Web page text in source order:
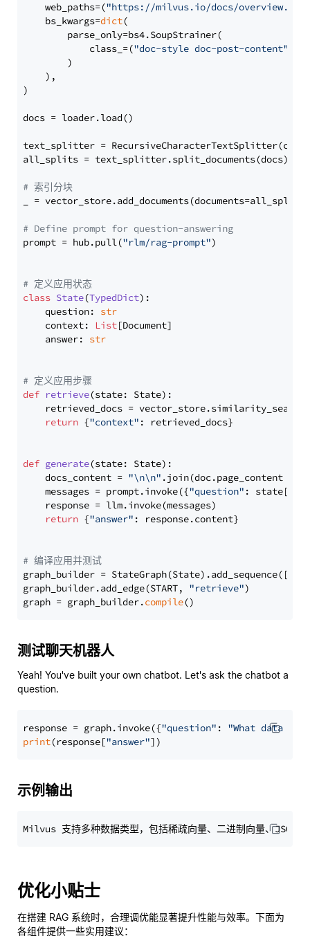
    web_paths=(
"https://milvus.io/docs/overview.md"
    bs_kwargs=
dict(
        parse_only=bs4.SoupStrainer(
            class_=(
"doc-style doc-post-content"
        )
    ),
)
docs = loader.load()
text_splitter =
all_splits = text_splitter.split_documents(docs)
# 索引分块
_ = vector_store.add_documents(documents=all_splits)
# Define prompt for question-answering
prompt = hub.pull("rlm/rag-prompt")
# 定义应用状态
class State(TypedDict):
    question:
str
    context:
List[Document]
    answer:
str
# 定义应用步骤
def retrieve(state: State):
retrieved_docs =
return {"context" : retrieved_docs}
def generate(state: State):
    docs_content =
"\n\n" .join(doc.page_content
    messages = prompt.invoke({
"question" : state[
    response = llm.invoke(messages)
return {"answer" : response.content}
# 编译应用并测试
graph_builder =
graph_builder.add_edge(START, "retrieve")
graph = graph_builder.compile
测试聊天机器人
Yeah! You've built your own chatbot. Let's ask the chatbot a
question.
response = graph.invoke({"question" : "What data
print(response["answer"
示例输出
优化小贴士
在搭建 RAG 系统时，合理调优能显著提升性能与效率。下面为
各组件提供一些实用建议：